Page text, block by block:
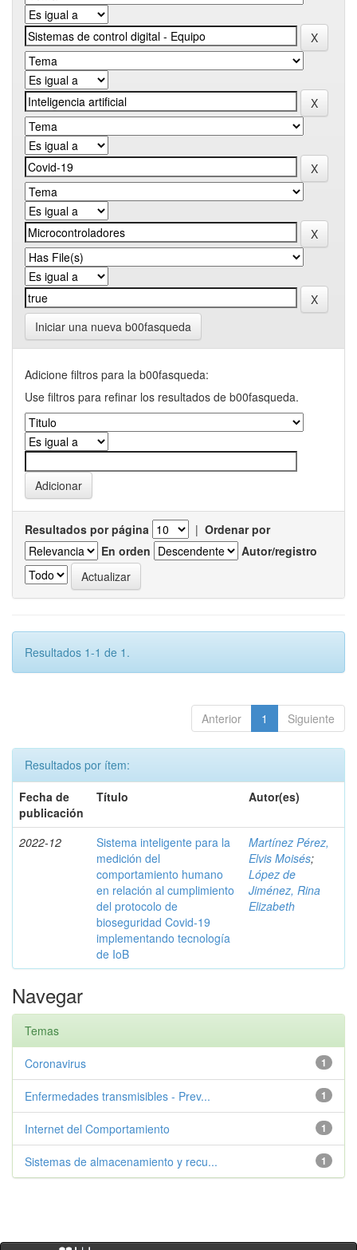
Iniciar una nueva b00fasqueda
Adicione filtros para la b00fasqueda:
Use filtros para refinar los resultados de b00fasqueda.
Resultados por página | Ordenar por
En orden
Autor/registro
Resultados 1-1 de 1.
Anterior 1 Siguiente
Resultados por ítem:
Fecha de
publicación
Título Autor(es)
2022-12
Sistema inteligente para la
medición del
comportamiento humano
en relación al cumplimiento
del protocolo de
bioseguridad Covid-19
implementando tecnología
de IoB
Martínez Pérez,
Elvis Moisés;
López de
Jiménez, Rina
Elizabeth
Navegar
Temas
1
Coronavirus
1
Enfermedades transmisibles - Prev...
1
Internet del Comportamiento
1
Sistemas de almacenamiento y recu...